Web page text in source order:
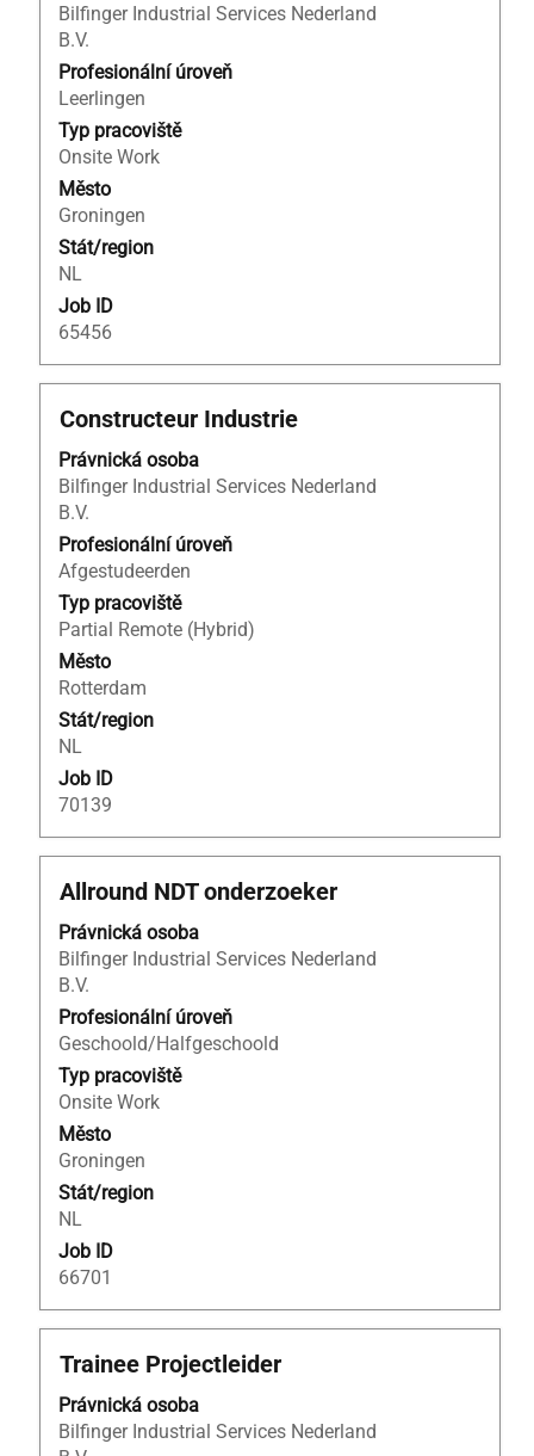
Bilfinger Industrial Services Nederland
B.V.
Profesionální úroveň
Leerlingen
Typ pracoviště
Onsite Work
Město
Groningen
Stát/region
NL
Job ID
65456
informací
o
profesi.
Titul
Constructeur Industrie
Právnická osoba
Bilfinger Industrial Services Nederland
B.V.
Profesionální úroveň
Afgestudeerden
Typ pracoviště
Partial Remote (Hybrid)
Město
Rotterdam
Stát/region
NL
Job ID
70139
Vyberte
zobrazení
veškerých
informací
o
profesi.
Titul
Allround NDT onderzoeker
Právnická osoba
Bilfinger Industrial Services Nederland
B.V.
Profesionální úroveň
Geschoold/Halfgeschoold
Typ pracoviště
Onsite Work
Město
Groningen
Stát/region
NL
Job ID
66701
Vyberte
zobrazení
veškerých
informací
o
profesi.
Titul
Trainee Projectleider
Právnická osoba
Bilfinger Industrial Services Nederland
Vyberte
zobrazení
veškerých